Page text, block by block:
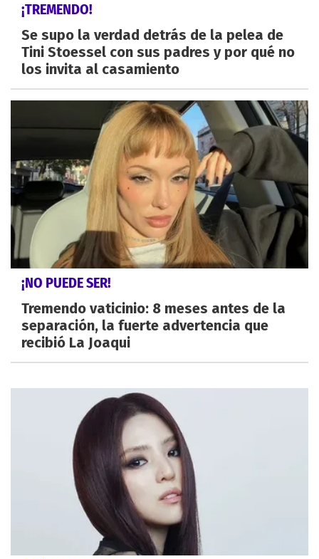
¡TREMENDO!
Se supo la verdad detrás de la pelea de
Tini Stoessel con sus padres y por qué no
los invita al casamiento
¡NO PUEDE SER!
Tremendo vaticinio: 8 meses antes de la
separación, la fuerte advertencia que
recibió La Joaqui